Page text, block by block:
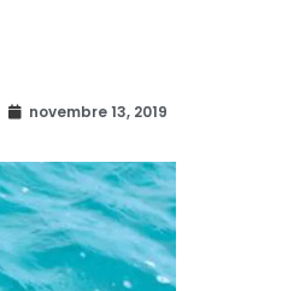
novembre 13, 2019
village en Bourgogne
des courses à dos